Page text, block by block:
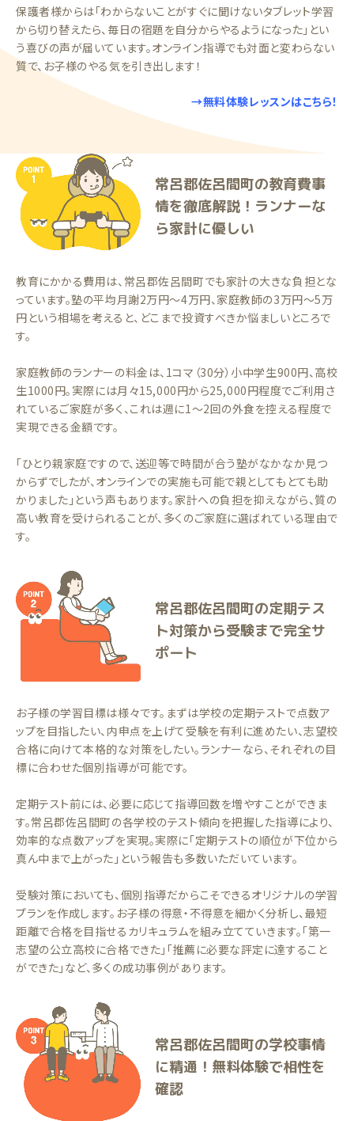
保護者様からは「わからないことがすぐに聞けないタブレット学習
から切り替えたら、毎日の宿題を自分からやるようになった」とい
う喜びの声が届いています。オンライン指導でも対面と変わらない
質で、お子様のやる気を引き出します！
→無料体験レッスンはこちら！
常呂郡佐呂間町の教育費事
情を徹底解説！ランナーな
ら家計に優しい
教育にかかる費用は、常呂郡佐呂間町でも家計の大きな負担とな
っています。塾の平均月謝2万円〜4万円、家庭教師の3万円〜5万
円という相場を考えると、どこまで投資すべきか悩ましいところで
す。
家庭教師のランナーの料金は、1コマ（30分）小中学生900円、高校
生1000円。実際には月々15,000円から25,000円程度でご利用さ
れているご家庭が多く、これは週に1〜2回の外食を控える程度で
実現できる金額です。
「ひとり親家庭ですので、送迎等で時間が合う塾がなかなか見つ
からずでしたが、オンラインでの実施も可能で親としてもとても助
かりました」という声もあります。家計への負担を抑えながら、質の
高い教育を受けられることが、多くのご家庭に選ばれている理由で
す。
常呂郡佐呂間町の定期テス
ト対策から受験まで完全サ
ポート
お子様の学習目標は様々です。まずは学校の定期テストで点数ア
ップを目指したい、内申点を上げて受験を有利に進めたい、志望校
合格に向けて本格的な対策をしたい。ランナーなら、それぞれの目
標に合わせた個別指導が可能です。
定期テスト前には、必要に応じて指導回数を増やすことができま
す。常呂郡佐呂間町の各学校のテスト傾向を把握した指導により、
効率的な点数アップを実現。実際に「定期テストの順位が下位から
真ん中まで上がった」という報告も多数いただいています。
受験対策においても、個別指導だからこそできるオリジナルの学習
プランを作成します。お子様の得意・不得意を細かく分析し、最短
距離で合格を目指せるカリキュラムを組み立てていきます。「第一
志望の公立高校に合格できた」「推薦に必要な評定に達すること
ができた」など、多くの成功事例があります。
常呂郡佐呂間町の学校事情
に精通！無料体験で相性を
確認